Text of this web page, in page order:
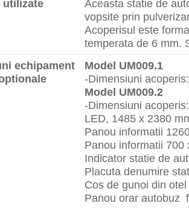
utilizate
Aceasta statie de
vopsite prin
Acoperisul este
temperata de 6 mm.
echipament
Model UM009.1
-Dimensiuni
Model UM009.2
-Dimensiuni
LED, 1485 x 2380
Panou informatii
Panou informatii 700
Indicator statie de
Placuta denumire
Cos de gunoi din
Panou orar autobuz